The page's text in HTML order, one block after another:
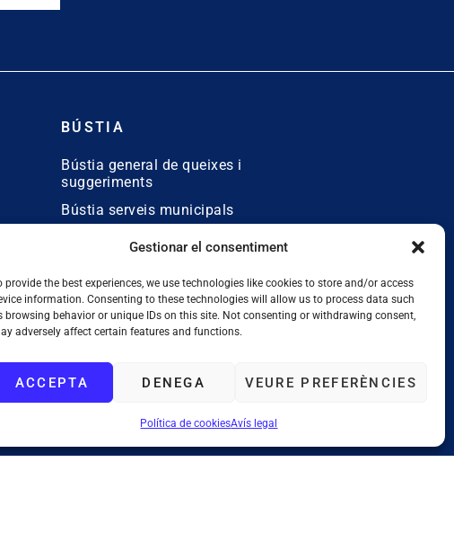
Gestionar el consentiment
provide the best experiences, we use technologies like cookies to store and/or access
information. Consenting to these technologies will allow us to process data such
browsing behavior or unique IDs on this site. Not consenting or withdrawing consent,
adversely affect certain features and functions.
ACCEPTA DENEGA VEURE PREFERÈNCIES
Política de cookiesAvís legal
BÚSTIA
Bústia general de queixes i
suggeriments
Bústia serveis municipals
lingüístiques